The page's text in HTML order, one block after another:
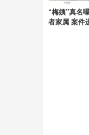
“梅姨”真名
者家属 案件